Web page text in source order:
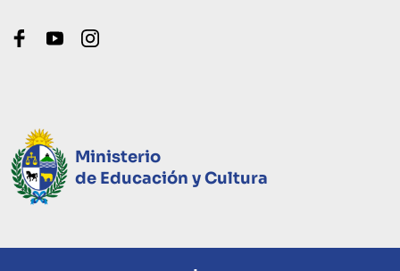
facebookyoutubeinstagram
Ministerio
de Educación y Cultura